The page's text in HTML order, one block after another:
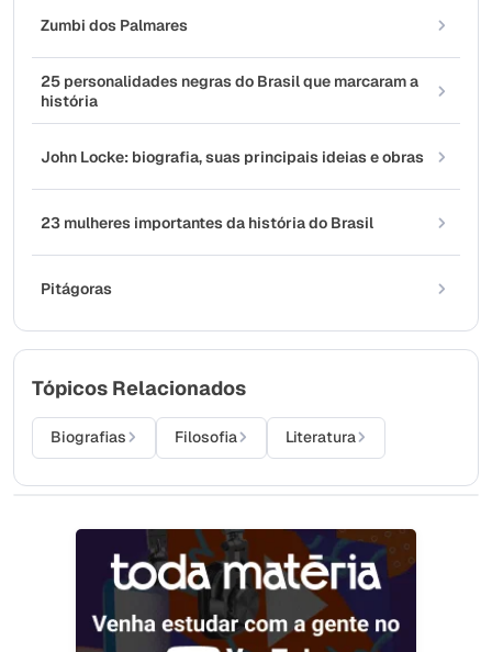
Zumbi dos Palmares
25 personalidades negras do Brasil que marcaram a
história
John Locke: biografia, suas principais ideias e obras
23 mulheres importantes da história do Brasil
Pitágoras
Tópicos Relacionados
Biografias Filosofia Literatura